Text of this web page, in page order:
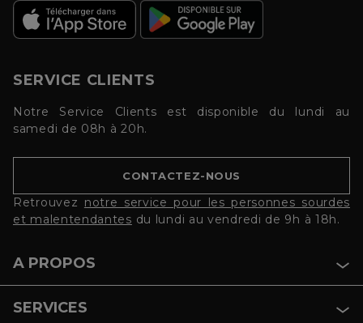
SERVICE CLIENTS
Notre Service Clients est disponible du lundi au
samedi de 08h à 20h.
CONTACTEZ-NOUS
Retrouvez notre service pour les personnes sourdes
et malentendantes du lundi au vendredi de 9h à 18h.
A PROPOS
SERVICES